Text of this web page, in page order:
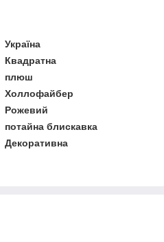
Україна
Квадратна
плюш
Холлофайбер
Рожевий
потайна блискавка
Декоративна